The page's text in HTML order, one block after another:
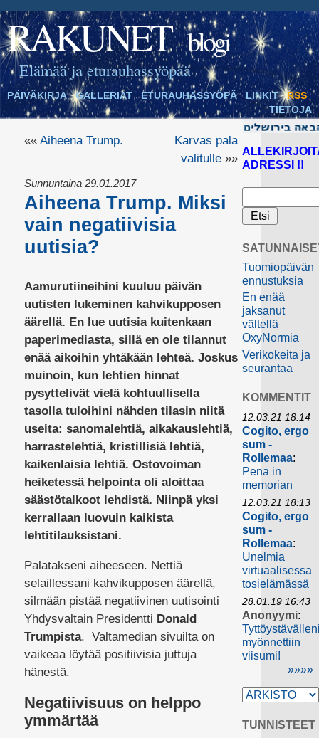
RAKUNET blogi
Elämää ja eturauhassyöpää
PÄIVÄKIRJA GALLERIAT ETURAUHASSYÖPÄ LINKIT
RSS
TIETOJA
«« Aiheena Trump.
Karvas pala
valitulle»»
Sunnuntaina 29.01.2017
Aiheena Trump. Miksi
vain negatiivisia
uutisia?
Aamurutiineihini kuuluu päivän
uutisten lukeminen kahvikupposen
äärellä. En lue uutisia kuitenkaan
paperimediasta, sillä en ole tilannut
enää aikoihin yhtäkään lehteä. Joskus
muinoin, kun lehtien hinnat
pysyttelivät vielä kohtuullisella
tasolla tuloihini nähden tilasin niitä
useita: sanomalehtiä, aikakauslehtiä,
harrastelehtiä, kristillisiä lehtiä,
kaikenlaisia lehtiä. Ostovoiman
heiketessä helpointa oli aloittaa
säästötalkoot lehdistä. Niinpä yksi
kerrallaan luovuin kaikista
lehtitilauksistani.
Palatakseni aiheeseen. Nettiä
selaillessani kahvikupposen äärellä,
silmään pistää negatiivinen uutisointi
Yhdysvaltain Presidentti Donald
Trumpista. Valtamedian sivuilta on
vaikeaa löytää positiivisia juttuja
hänestä.
Negatiivisuus on helppo
ymmärtää
ADRESSI !!
Tuomiopäivän
ennustuksia
En enää
jaksanut
vältellä
OxyNormia
Verikokeita ja
seurantaa
KOMMENTIT
12.03.21 18:14
Cogito, ergo
sum -
Rollemaa:
Pena in
memorian
12.03.21 18:13
Cogito, ergo
sum -
Rollemaa:
Unelmia
virtuaalisessa
tosielämässä
28.01.19 16:43
Anonyymi:
myönnettiin
viisumi!
»»»»
TUNNISTEET